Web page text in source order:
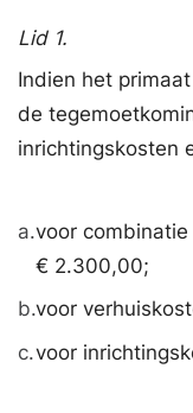
Lid 1.
Indien het
de
inrichtingskosten
a.voor
€ 2.300,00;
b.voor
c.voor